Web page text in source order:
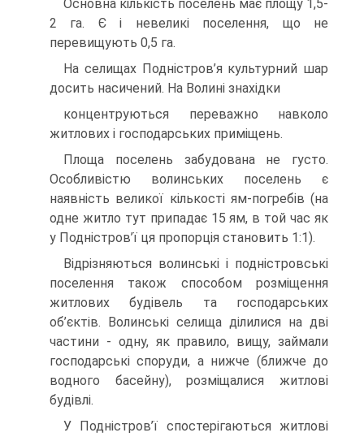
Основна кількість поселень має площу 1,5-
2 га. Є і невеликі поселення, що не
перевищують 0,5 га.
На селищах Подністров’я культурний шар
досить насичений. На Волині знахідки
концентруються переважно навколо
житлових і господарських приміщень.
Площа поселень забудована не густо.
Особливістю волинських поселень є
наявність великої кількості ям-погребів (на
одне житло тут припадає 15 ям, в той час як
у Подністров’ї ця пропорція становить 1:1).
Відрізняються волинські і подністровські
поселення також способом розміщення
житлових будівель та господарських
об’єктів. Волинські селища ділилися на дві
частини - одну, як правило, вищу, займали
господарські споруди, а нижче (ближче до
водного басейну), розміщалися житлові
будівлі.
У Подністров’ї спостерігаються житлові